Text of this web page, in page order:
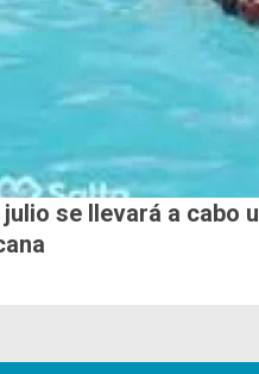
julio se llevará a cabo